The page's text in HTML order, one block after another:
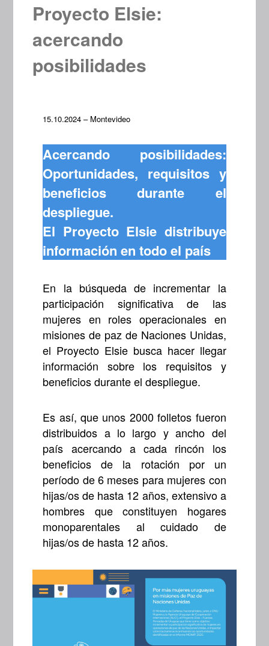
Proyecto Elsie:
acercando
posibilidades
15.10.2024 – Montevideo
Acercando posibilidades:
Oportunidades, requisitos y
beneficios durante el
despliegue.
El Proyecto Elsie distribuye
información en todo el país
En la búsqueda de incrementar la
participación significativa de las
mujeres en roles operacionales en
misiones de paz de Naciones Unidas,
el Proyecto Elsie busca hacer llegar
información sobre los requisitos y
beneficios durante el despliegue.
Es así, que unos 2000 folletos fueron
distribuidos a lo largo y ancho del
país acercando a cada rincón los
beneficios de la rotación por un
período de 6 meses para mujeres con
hijas/os de hasta 12 años, extensivo a
hombres que constituyen hogares
monoparentales al cuidado de
hijas/os de hasta 12 años.